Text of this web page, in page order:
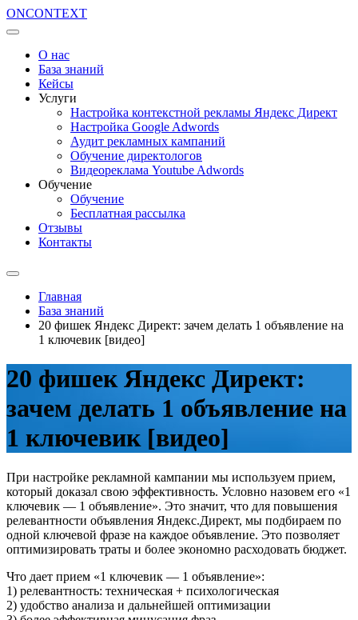
ONCONTEXT
О нас
База знаний
Кейсы
Услуги
Настройка контекстной рекламы Яндекс Директ
Настройка Google Adwords
Аудит рекламных кампаний
Обучение директологов
Видеореклама Youtube Adwords
Обучение
Обучение
Бесплатная рассылка
Отзывы
Контакты
Главная
База знаний
20 фишек Яндекс Директ: зачем делать 1 объявление на
1 ключевик [видео]
20 фишек Яндекс Директ:
зачем делать 1 объявление на
1 ключевик [видео]
При настройке рекламной кампании мы используем прием,
который доказал свою эффективность. Условно назовем его «1
ключевик — 1 объявление». Это значит, что для повышения
релевантности объявления Яндекс.Директ, мы подбираем по
одной ключевой фразе на каждое объявление. Это позволяет
оптимизировать траты и более экономно расходовать бюджет.
Что дает прием «1 ключевик — 1 объявление»:
1) релевантность: техническая + психологическая
2) удобство анализа и дальнейшей оптимизации